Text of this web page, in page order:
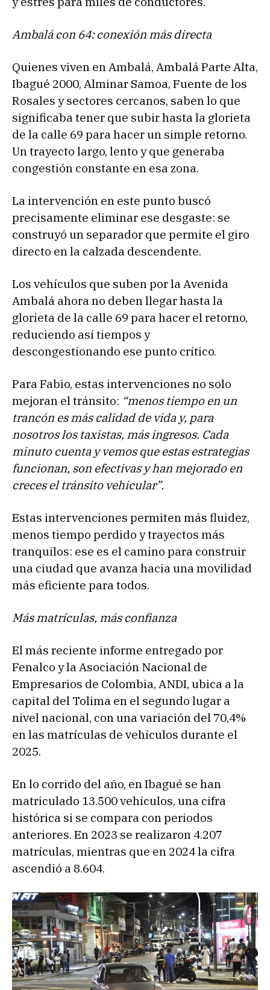
Ambalá con 64: conexión más directa
Quienes viven en Ambalá, Ambalá Parte Alta,
Ibagué 2000, Alminar Samoa, Fuente de los
Rosales y sectores cercanos, saben lo que
significaba tener que subir hasta la glorieta
de la calle 69 para hacer un simple retorno.
Un trayecto largo, lento y que generaba
congestión constante en esa zona.
La intervención en este punto buscó
precisamente eliminar ese desgaste: se
construyó un separador que permite el giro
directo en la calzada descendente.
Los vehículos que suben por la Avenida
Ambalá ahora no deben llegar hasta la
glorieta de la calle 69 para hacer el retorno,
reduciendo así tiempos y
descongestionando ese punto crítico.
Para Fabio, estas intervenciones no solo
mejoran el tránsito: “menos tiempo en un
trancón es más calidad de vida y, para
nosotros los taxistas, más ingresos. Cada
minuto cuenta y vemos que estas estrategias
funcionan, son efectivas y han mejorado en
creces el tránsito vehicular”.
Estas intervenciones permiten más fluidez,
menos tiempo perdido y trayectos más
tranquilos: ese es el camino para construir
una ciudad que avanza hacia una movilidad
más eficiente para todos.
Más matrículas, más confianza
El más reciente informe entregado por
Fenalco y la Asociación Nacional de
Empresarios de Colombia, ANDI, ubica a la
capital del Tolima en el segundo lugar a
nivel nacional, con una variación del 70,4%
en las matrículas de vehículos durante el
2025.
En lo corrido del año, en Ibagué se han
matriculado 13.500 vehículos, una cifra
histórica si se compara con periodos
anteriores. En 2023 se realizaron 4.207
matrículas, mientras que en 2024 la cifra
ascendió a 8.604.